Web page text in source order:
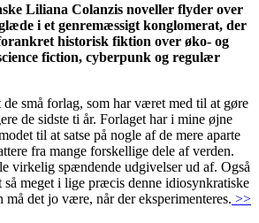
Liliana Colanzis noveller flyder over
i et genremæssigt konglomerat, der
historisk fiktion over øko- og
fiction, cyberpunk og regulær
små forlag, som har været med til at gøre
de sidste ti år. Forlaget har i mine øjne
til at satse på nogle af de mere aparte
fra mange forskellige dele af verden.
virkelig spændende udgivelser ud af. Også
meget i lige præcis denne idiosynkratiske
må det jo være, når der eksperimenteres. >>